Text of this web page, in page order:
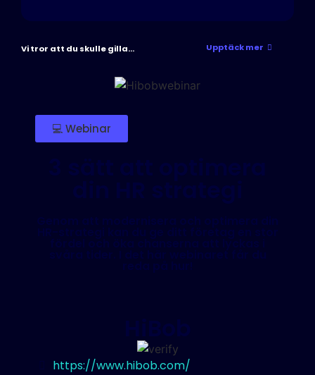
Vi tror att du skulle gilla... Upptäck mer
💻 Webinar
https://www.hibob.com/